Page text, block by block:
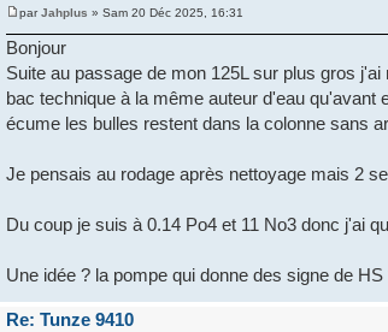
parJahplus » Sam 20 Déc 2025, 16:31
Bonjour
Suite au passage de mon 125L sur plus gros
bac technique à la même auteur d'eau qu'avant
écume les bulles restent dans la colonne sans
Je pensais au rodage après nettoyage mais 2
Du coup je suis à 0.14 Po4 et 11 No3 donc j'ai
Une idée ? la pompe qui donne des signe de HS
Re: Tunze 9410